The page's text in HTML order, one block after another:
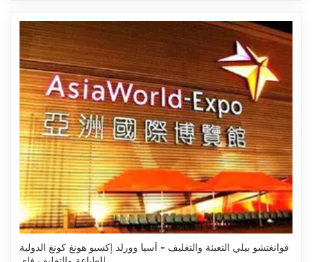
قوانغتشو بيلي التعبئة والتغليف - آسيا وورلد إكسبو هونغ كونغ الدولية